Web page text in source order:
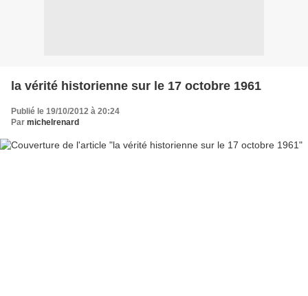
la vérité historienne sur le 17 octobre 1961
Publié le 19/10/2012 à 20:24
Par michelrenard